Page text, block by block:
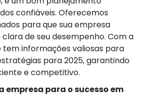
confiáveis. Oferecemos
para que sua empresa
de seu desempenho. Com a
tem informações valiosas para
para 2025, garantindo
e competitivo.
empresa para osucesso em